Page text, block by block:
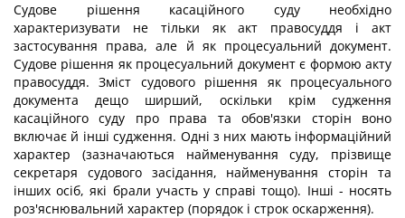
Судове рішення касаційного суду необхідно
характеризувати не тільки як акт правосуддя і акт
застосування права, але й як процесуальний документ.
Судове рішення як процесуальний документ є формою акту
правосуддя. Зміст судового рішення як процесуального
документа дещо ширший, оскільки крім судження
касаційного суду про права та обов'язки сторін воно
включає й інші судження. Одні з них мають інформаційний
характер (зазначаються найменування суду, прізвище
секретаря судового засідання, найменування сторін та
інших осіб, які брали участь у справі тощо). Інші - носять
роз'яснювальний характер (порядок і строк оскарження).